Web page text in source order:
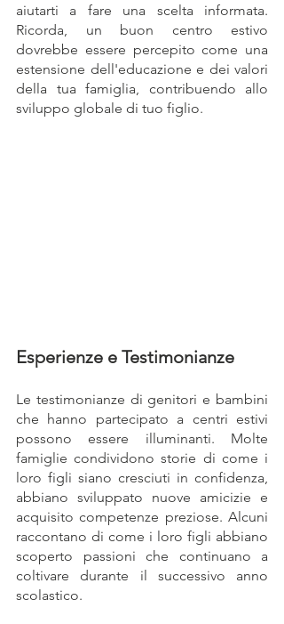
aiutarti a fare una scelta informata.
Ricorda, un buon centro estivo
dovrebbe essere percepito come una
estensione dell'educazione e dei valori
della tua famiglia, contribuendo allo
sviluppo globale di tuo figlio.
Esperienze e Testimonianze
Le testimonianze di genitori e bambini
che hanno partecipato a centri estivi
possono essere illuminanti. Molte
famiglie condividono storie di come i
loro figli siano cresciuti in confidenza,
abbiano sviluppato nuove amicizie e
acquisito competenze preziose. Alcuni
raccontano di come i loro figli abbiano
scoperto passioni che continuano a
coltivare durante il successivo anno
scolastico.